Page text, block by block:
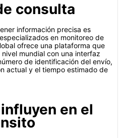
consulta
información precisa es
en monitoreo de
ofrece una plataforma que
mundial con una interfaz
de identificación del envío,
actual y el tiempo estimado de
en el